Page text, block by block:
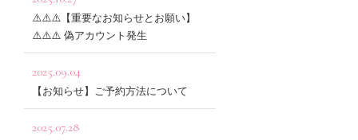
⚠️⚠️⚠️【重要なお知らせとお願い】
⚠️⚠️⚠️ 偽アカウント発生
2025.09.04
【お知らせ】ご予約方法について
2025.07.28